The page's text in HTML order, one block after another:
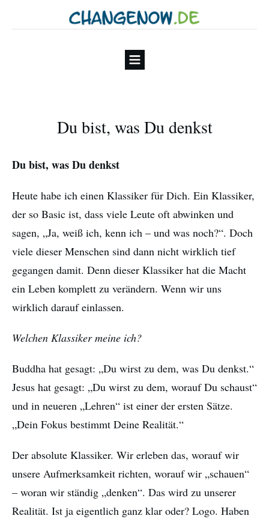
Du bist, was Du denkst
Du bist, was Du denkst
Heute habe ich einen Klassiker für Dich. Ein Klassiker,
der so Basic ist, dass viele Leute oft abwinken und
sagen, „Ja, weiß ich, kenn ich – und was noch?“. Doch
viele dieser Menschen sind dann nicht wirklich tief
gegangen damit. Denn dieser Klassiker hat die Macht
ein Leben komplett zu verändern. Wenn wir uns
wirklich darauf einlassen.
Welchen Klassiker meine ich?
Buddha hat gesagt: „Du wirst zu dem, was Du denkst.“
Jesus hat gesagt: „Du wirst zu dem, worauf Du schaust“
und in neueren „Lehren“ ist einer der ersten Sätze.
„Dein Fokus bestimmt Deine Realität.“
Der absolute Klassiker. Wir erleben das, worauf wir
unsere Aufmerksamkeit richten, worauf wir „schauen“
– woran wir ständig „denken“. Das wird zu unserer
Realität. Ist ja eigentlich ganz klar oder? Logo. Haben